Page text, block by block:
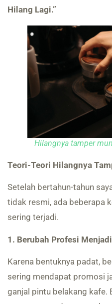
Hilang Lagi.”
Hilangnya tamper
Teori-Teori Hilangnya
Setelah bertahun-tahun
tidak resmi, ada beberapa
sering terjadi.
1. Berubah Profesi
Karena bentuknya padat,
sering mendapat promosi
ganjal pintu belakang kafe.